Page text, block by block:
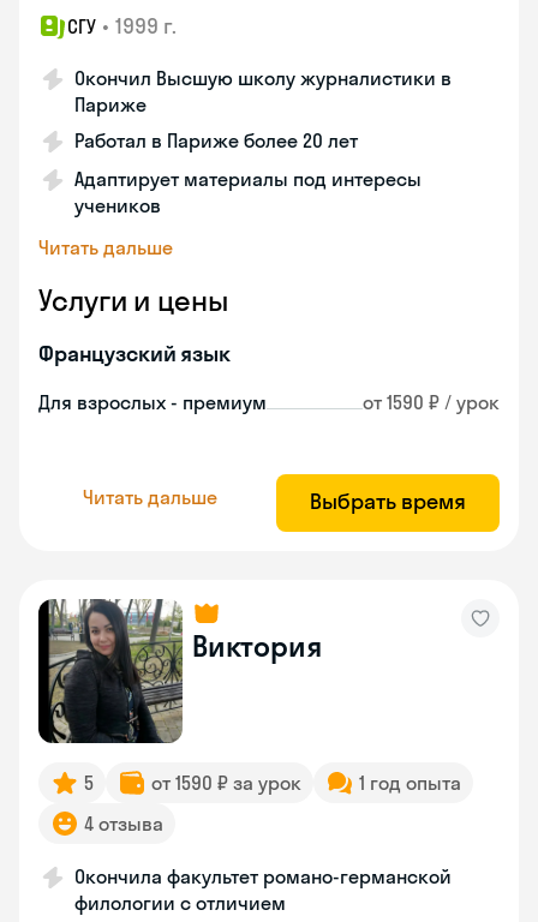
СГУ • 1999 г.
Окончил Высшую школу журналистики в
Париже
Работал в Париже более 20 лет
Адаптирует материалы под интересы
учеников
Читать дальше
Услуги и цены
Французский язык
Для взрослых - премиум от 1590 ₽ / урок
Читать дальше Выбрать время
Виктория
5 от 1590 ₽ за урок
1 год опыта
4 отзыва
Окончила факультет романо-германской
филологии с отличием